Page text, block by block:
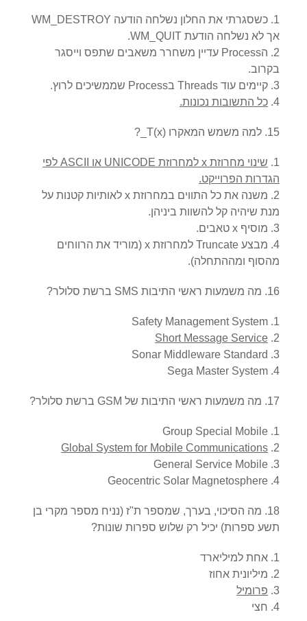
כשסגרתי את החלון נשלחה הודעה WM_DESTROY
אך לא נשלחה הודעת WM_QUIT.
הProcess עדיין משחרר משאבים שתפס וייסגר
בקרוב.
קיימים עוד Threads בProcess שממשיכים לרוץ.
כל התשובות נכונות.
15. למה משמש המאקרו _T(x)
?
שינוי מחרוזת x למחרוזת UNICODE או ASCII לפי
הגדרות הפרוייקט.
משנה את כל התווים במחרוזת x לאותיות קטנות על
מנת שיהיה קל להשוות ביניהן.
מוסיף x טאבים.
מבצע Truncate למחרוזת x (מוריד את הרווחים
מהסוף ומההתחלה).
16. מה משמעות ראשי התיבות SMS ברשת סלולר?
Safety Management System
Short Message Service
Sonar Middleware Standard
Sega Master System
17. מה משמעות ראשי התיבות של GSM ברשת סלולר?
Group Special Mobile
Global System for Mobile Communications
General Service Mobile
Geocentric Solar Magnetosphere
18. מה הסיכוי, בערך, שמספר ת"ז (נניח מספר מקרי בן
תשע ספרות) יכיל רק שלוש ספרות שונות?
אחת למיליארד
מיליונית אחוז
פרומיל
חצי